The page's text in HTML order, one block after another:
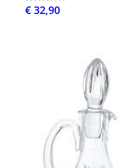
€ 32,90